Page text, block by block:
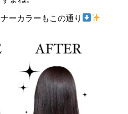
ーカラーもこの通り